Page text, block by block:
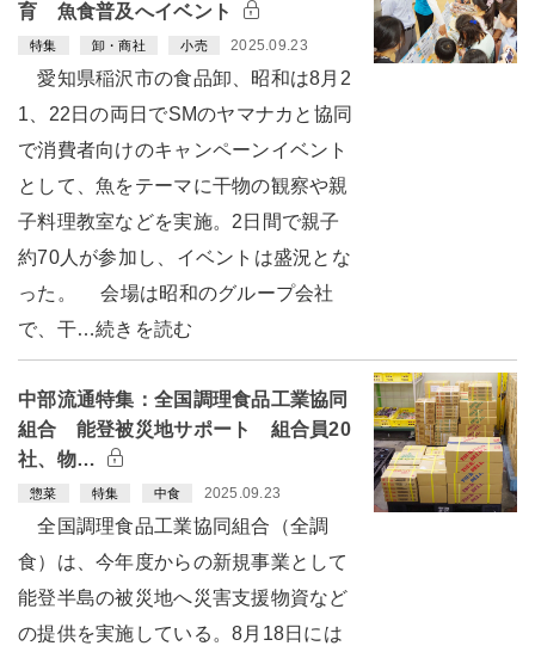
育 魚食普及へイベント
特集 卸・商社 小売 2025.09.23
愛知県稲沢市の食品卸、昭和は8月2
1、22日の両日でSMのヤマナカと協同
で消費者向けのキャンペーンイベント
として、魚をテーマに干物の観察や親
子料理教室などを実施。2日間で親子
約70人が参加し、イベントは盛況とな
った。 会場は昭和のグループ会社
で、干…続きを読む
中部流通特集：全国調理食品工業協同
組合 能登被災地サポート 組合員20
社、物…
惣菜 特集 中食 2025.09.23
全国調理食品工業協同組合（全調
食）は、今年度からの新規事業として
能登半島の被災地へ災害支援物資など
の提供を実施している。8月18日には